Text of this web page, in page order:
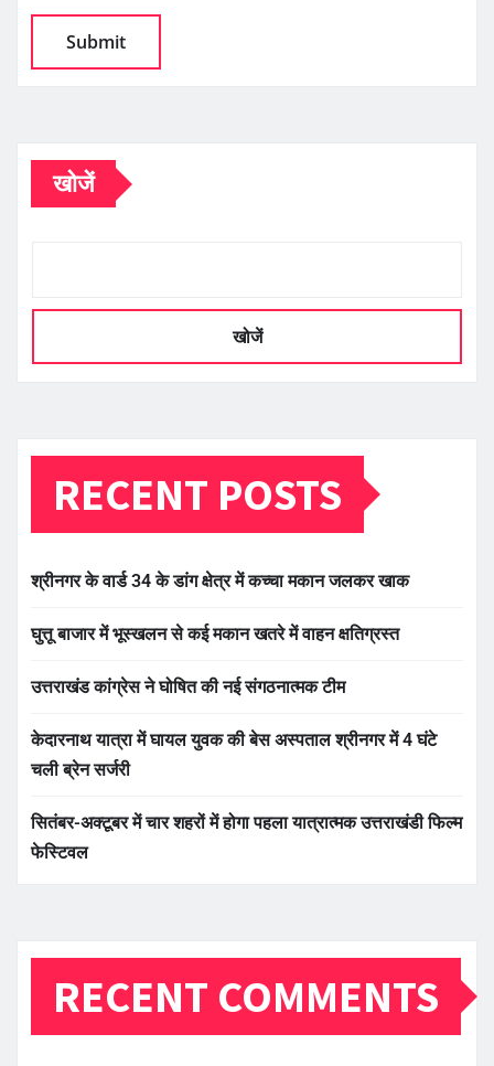
खोजें
खोजें
RECENT POSTS
श्रीनगर के वार्ड 34 के डांग क्षेत्र में कच्चा मकान जलकर खाक
घुत्तू बाजार में भूस्खलन से कई मकान खतरे में वाहन क्षतिग्रस्त
उत्तराखंड कांग्रेस ने घोषित की नई संगठनात्मक टीम
केदारनाथ यात्रा में घायल युवक की बेस अस्पताल श्रीनगर में 4 घंटे
चली ब्रेन सर्जरी
सितंबर-अक्टूबर में चार शहरों में होगा पहला यात्रात्मक उत्तराखंडी फिल्म
फेस्टिवल
RECENT COMMENTS